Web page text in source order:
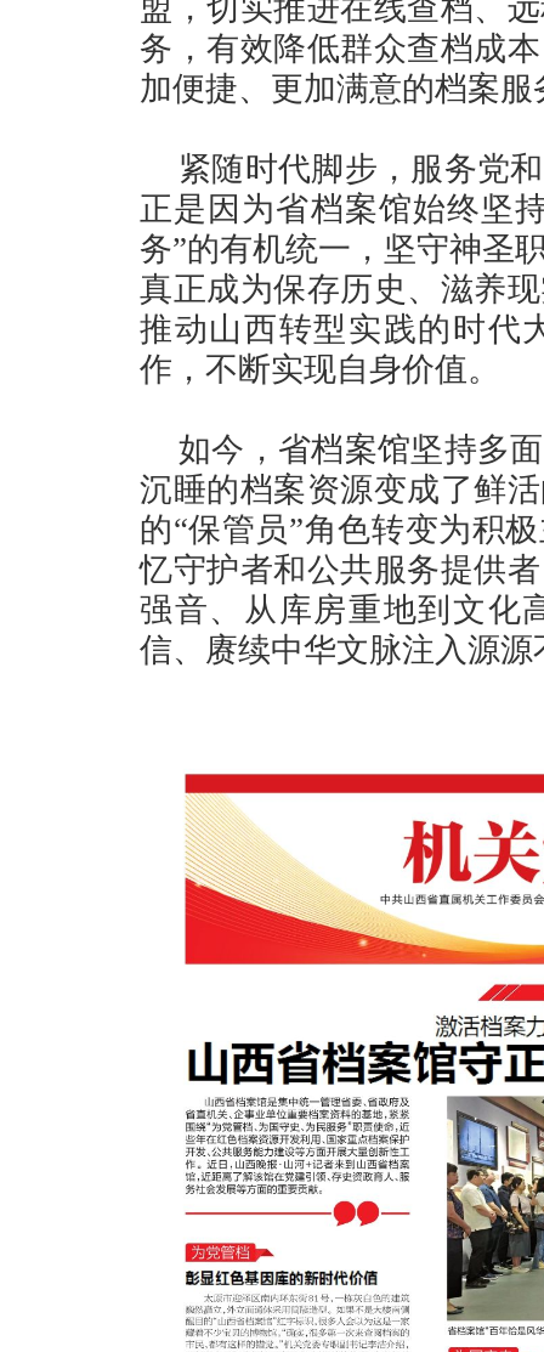
盟，切实推进在线查档、
务，有效降低群众查档成
加便捷、更加满意的档案服
紧随时代脚步，服务党
正是因为省档案馆始终坚
务”的有机统一，坚守神圣
真正成为保存历史、滋养
推动山西转型实践的时代
作，不断实现自身价值。
如今，省档案馆坚持多
沉睡的档案资源变成了鲜
的“保管员”角色转变为积
忆守护者和公共服务提供
强音、从库房重地到文化
信、赓续中华文脉注入源